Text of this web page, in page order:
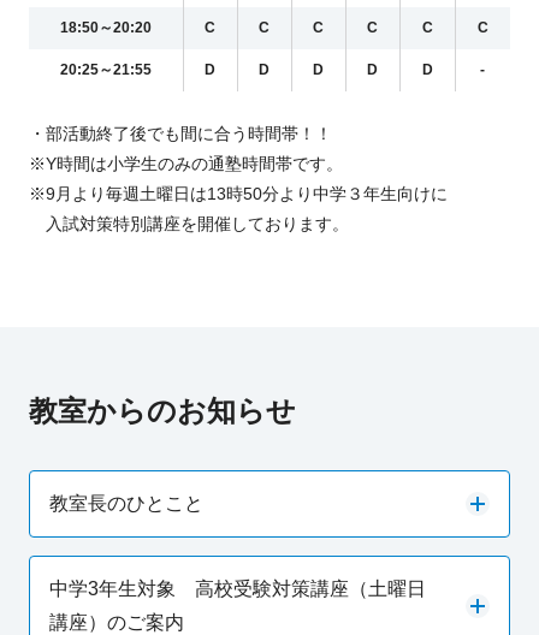
18:50～20:20 C C C C C C
20:25～21:55 D D D D D -
・部活動終了後でも間に合う時間帯！！
※Y時間は小学生のみの通塾時間帯です。
※9月より毎週土曜日は13時50分より中学３年生向けに
入試対策特別講座を開催しております。
教室からのお知らせ
教室長のひとこと
中学3年生対象 高校受験対策講座（土曜日
講座）のご案内